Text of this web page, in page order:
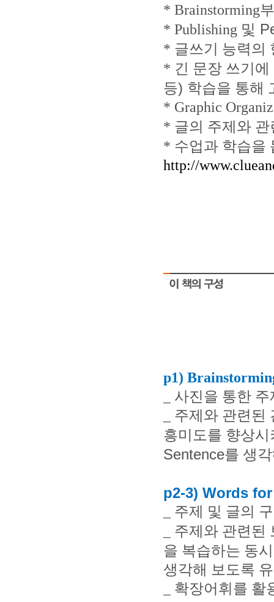
* Brainstorming
* Publishing 및
* 글쓰기 능력의
* 긴 문장 쓰기
등) 학습을 통해
* Graphic
* 글의 주제와
* 수업과 학습을
http://
p1)
사진을 통한
주제와 관련된
흥미도를 향상시
Sentence를 생
p2-3) Words
주제 및 글의
주제와 관련된
을 복습하는 동
생각해 보도록
확장어휘를 활